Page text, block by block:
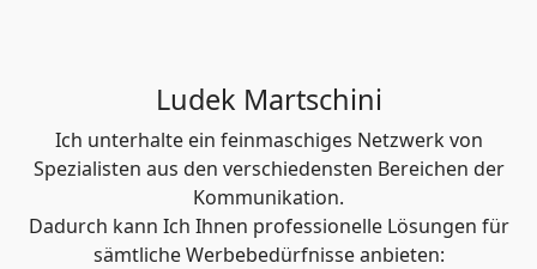
Ludek Martschini
Ich unterhalte ein feinmaschiges Netzwerk von
Spezialisten aus den verschiedensten Bereichen der
Kommunikation.
Dadurch kann Ich Ihnen professionelle Lösungen für
sämtliche Werbebedürfnisse anbieten: